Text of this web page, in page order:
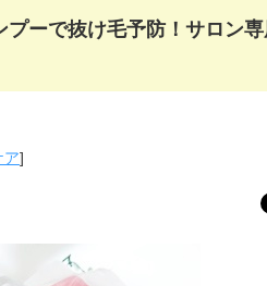
ーで抜け毛予防！サロン
ア]